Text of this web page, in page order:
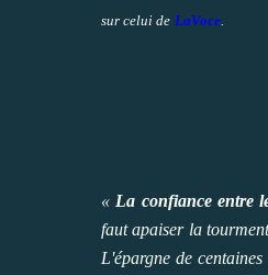
sur celui de LaVoce
« La confiance entre
faut apaiser la
L'épargne de